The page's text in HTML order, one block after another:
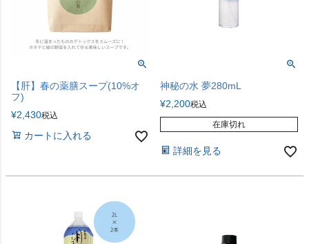
【肝】春の薬膳スープ(10%オ
フ)
¥2,430税込
カートに入れる
神秘の水 夢280mL
¥2,200税込
在庫切れ
詳細を見る